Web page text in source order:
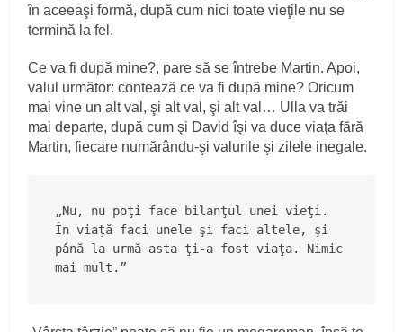
în aceeaşi formă, după cum nici toate vieţile nu se
termină la fel.
Ce va fi după mine?, pare să se întrebe Martin. Apoi,
valul următor: contează ce va fi după mine? Oricum
mai vine un alt val, şi alt val, şi alt val… Ulla va trăi
mai departe, după cum şi David îşi va duce viaţa fără
Martin, fiecare numărându-şi valurile şi zilele inegale.
„Nu, nu poţi face bilanţul unei vieţi.
În viaţă faci unele şi faci altele, şi
până la urmă asta ţi-a fost viaţa. Nimic
mai mult.”